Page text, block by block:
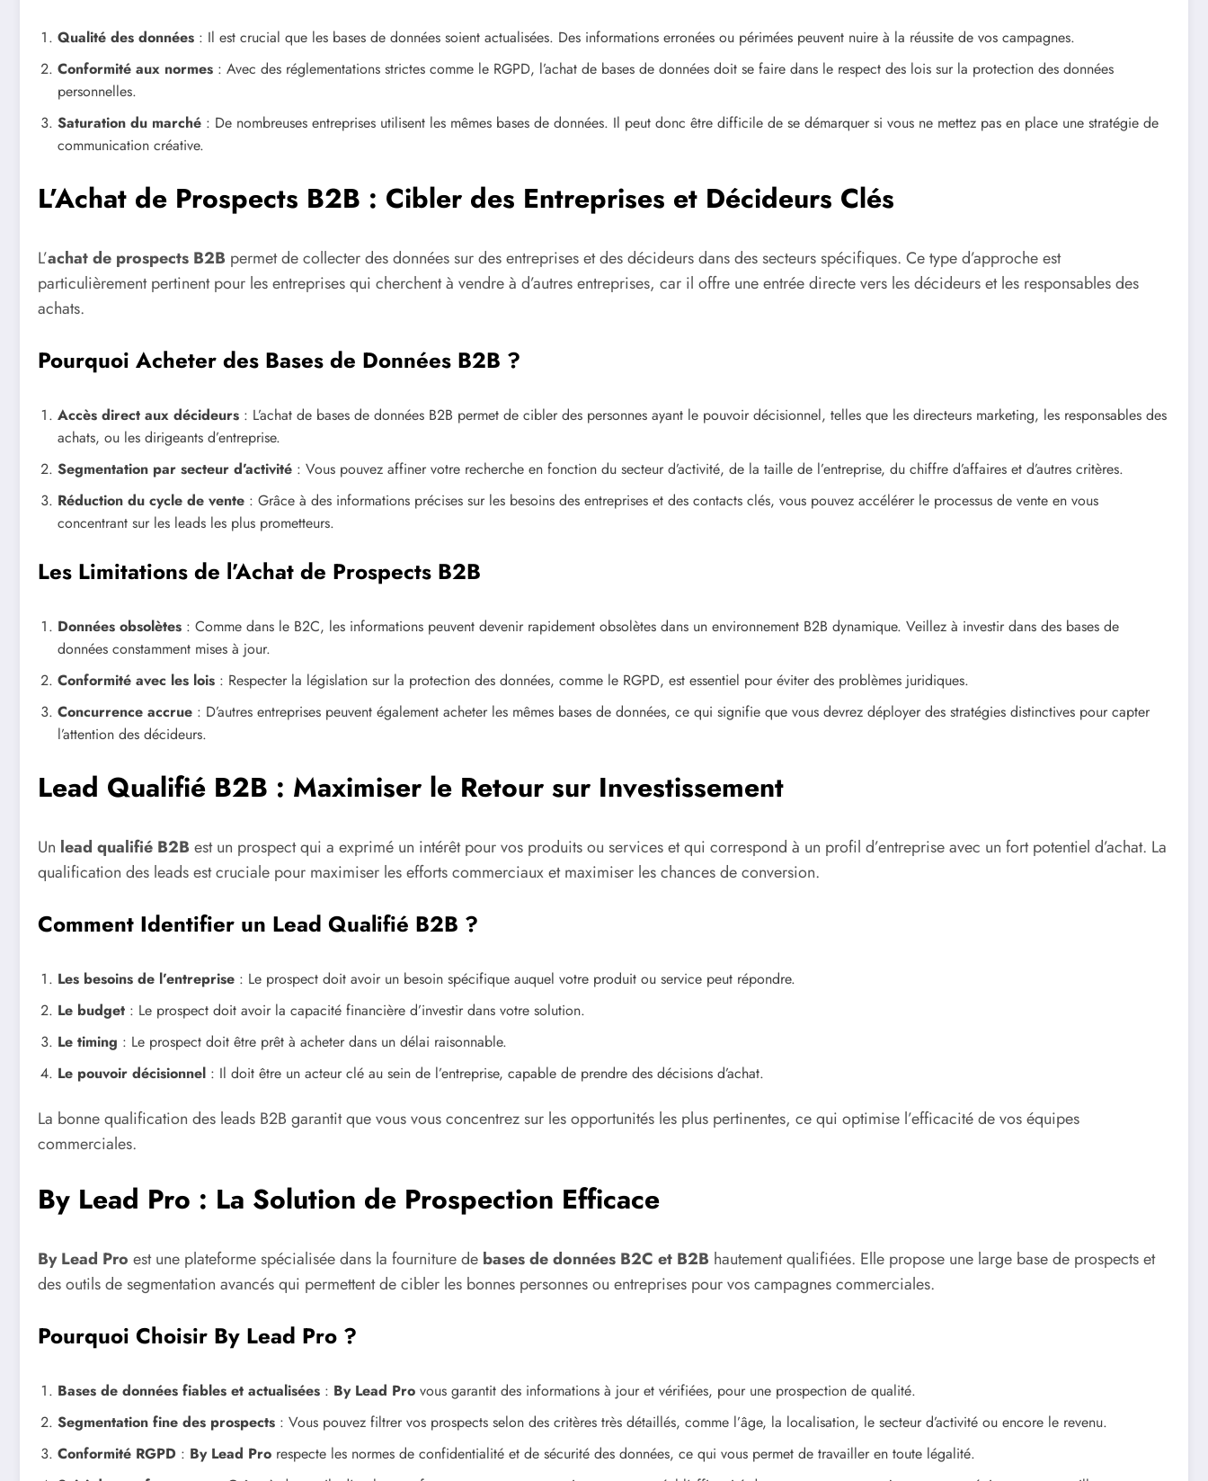
Qualité des données : Il est crucial que les bases de données soient actualisées. Des informations erronées ou périmées peuvent nuire à la réussite de vos campagnes.
Conformité aux normes : Avec des réglementations strictes comme le RGPD, l’achat de bases de données doit se faire dans le respect des lois sur la protection des données
personnelles.
Saturation du marché : De nombreuses entreprises utilisent les mêmes bases de données. Il peut donc être difficile de se démarquer si vous ne mettez pas en place une stratégie de
communication créative.
L’Achat de Prospects B2B : Cibler des Entreprises et Décideurs Clés
L’achat de prospects B2B permet de collecter des données sur des entreprises et des décideurs dans des secteurs spécifiques. Ce type d’approche est
particulièrement pertinent pour les entreprises qui cherchent à vendre à d’autres entreprises, car il offre une entrée directe vers les décideurs et les responsables des
achats.
Pourquoi Acheter des Bases de Données B2B ?
Accès direct aux décideurs : L’achat de bases de données B2B permet de cibler des personnes ayant le pouvoir décisionnel, telles que les directeurs marketing, les responsables des
achats, ou les dirigeants d’entreprise.
Segmentation par secteur d’activité : Vous pouvez affiner votre recherche en fonction du secteur d’activité, de la taille de l’entreprise, du chiffre d’affaires et d’autres critères.
Réduction du cycle de vente : Grâce à des informations précises sur les besoins des entreprises et des contacts clés, vous pouvez accélérer le processus de vente en vous
concentrant sur les leads les plus prometteurs.
Les Limitations de l’Achat de Prospects B2B
Données obsolètes : Comme dans le B2C, les informations peuvent devenir rapidement obsolètes dans un environnement B2B dynamique. Veillez à investir dans des bases de
données constamment mises à jour.
Conformité avec les lois : Respecter la législation sur la protection des données, comme le RGPD, est essentiel pour éviter des problèmes juridiques.
Concurrence accrue : D’autres entreprises peuvent également acheter les mêmes bases de données, ce qui signifie que vous devrez déployer des stratégies distinctives pour capter
l’attention des décideurs.
Lead Qualifié B2B : Maximiser le Retour sur Investissement
Un lead qualifié B2B est un prospect qui a exprimé un intérêt pour vos produits ou services et qui correspond à un profil d’entreprise avec un fort potentiel d’achat. La
qualification des leads est cruciale pour maximiser les efforts commerciaux et maximiser les chances de conversion.
Comment Identifier un Lead Qualifié B2B ?
Les besoins de l’entreprise : Le prospect doit avoir un besoin spécifique auquel votre produit ou service peut répondre.
Le budget : Le prospect doit avoir la capacité financière d’investir dans votre solution.
Le timing : Le prospect doit être prêt à acheter dans un délai raisonnable.
Le pouvoir décisionnel : Il doit être un acteur clé au sein de l’entreprise, capable de prendre des décisions d’achat.
La bonne qualification des leads B2B garantit que vous vous concentrez sur les opportunités les plus pertinentes, ce qui optimise l’efficacité de vos équipes
commerciales.
By Lead Pro : La Solution de Prospection Efficace
By Lead Pro est une plateforme spécialisée dans la fourniture de bases de données B2C et B2B hautement qualifiées. Elle propose une large base de prospects et
des outils de segmentation avancés qui permettent de cibler les bonnes personnes ou entreprises pour vos campagnes commerciales.
Pourquoi Choisir By Lead Pro ?
Bases de données fiables et actualisées : By Lead Pro vous garantit des informations à jour et vérifiées, pour une prospection de qualité.
Segmentation fine des prospects : Vous pouvez filtrer vos prospects selon des critères très détaillés, comme l’âge, la localisation, le secteur d’activité ou encore le revenu.
Conformité RGPD : By Lead Pro respecte les normes de confidentialité et de sécurité des données, ce qui vous permet de travailler en toute légalité.